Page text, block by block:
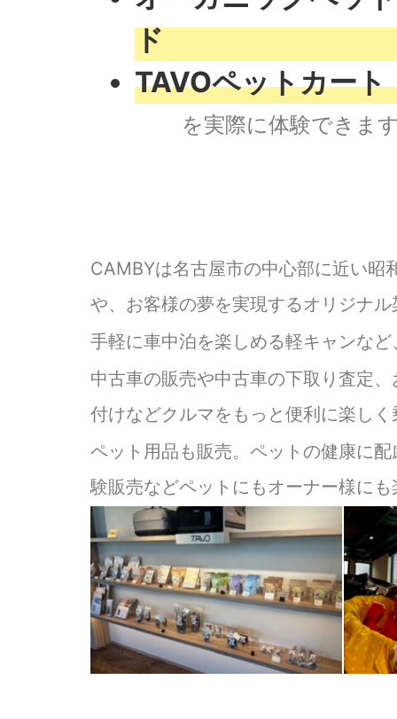
ド
TAVOペットカート
を実際に体験できま
CAMBYは名古屋市の中心部に近い昭
や、お客様の夢を実現するオリジナル
手軽に車中泊を楽しめる軽キャンな
中古車の販売や中古車の下取り査定
付けなどクルマをもっと便利に楽し
ペット用品も販売。ペットの健康に
験販売などペットにもオーナー様に